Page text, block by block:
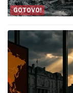
GOTOVO!